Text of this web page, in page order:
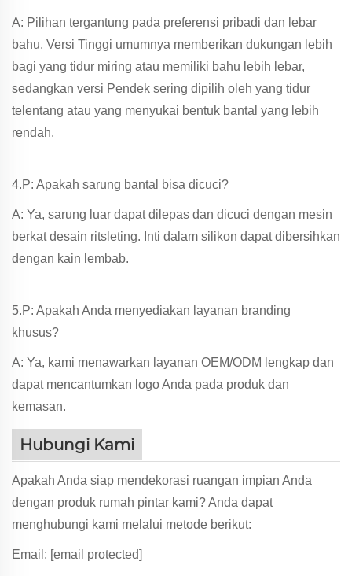
A: Pilihan tergantung pada preferensi pribadi dan lebar
bahu. Versi Tinggi umumnya memberikan dukungan lebih
bagi yang tidur miring atau memiliki bahu lebih lebar,
sedangkan versi Pendek sering dipilih oleh yang tidur
telentang atau yang menyukai bentuk bantal yang lebih
rendah.
4.P: Apakah sarung bantal bisa dicuci?
A: Ya, sarung luar dapat dilepas dan dicuci dengan mesin
berkat desain ritsleting. Inti dalam silikon dapat dibersihkan
dengan kain lembab.
5.P: Apakah Anda menyediakan layanan branding
khusus?
A: Ya, kami menawarkan layanan OEM/ODM lengkap dan
dapat mencantumkan logo Anda pada produk dan
kemasan.
Hubungi Kami
Apakah Anda siap mendekorasi ruangan impian Anda
dengan produk rumah pintar kami? Anda dapat
menghubungi kami melalui metode berikut:
Email: [email protected]